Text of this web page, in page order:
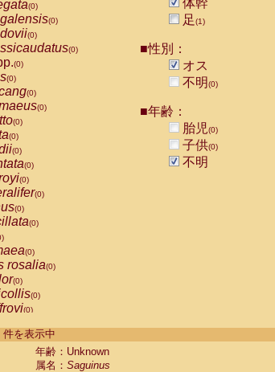
(0)
(0)
(0)
(0)
(0)
(0)
(0)
(0)
(0)
(0)
(0)
(0)
(0)
(0)
(0)
(0)
(0)
rosalia(0)
(0)
(0)
(0)
(0)
(0)
体幹
足(1)
■性別：
オス
不明(0)
■年齢：
胎児(0)
子供(0)
不明
件を表示中
年齢：Unknown
属名： Saguinus